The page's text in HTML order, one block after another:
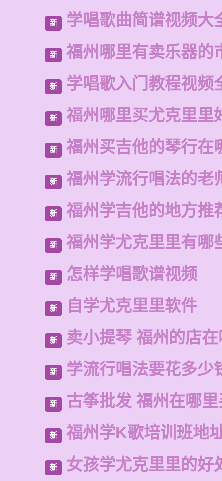
新 学唱歌曲简谱视频大
新 福州哪里有卖乐器的
新 学唱歌入门教程视频
新 福州哪里买尤克里里
新 福州买吉他的琴行在
新 福州学流行唱法的老
新 福州学吉他的地方推
新 福州学尤克里里有哪
新 怎样学唱歌谱视频
新 自学尤克里里软件
新 卖小提琴 福州的店
新 学流行唱法要花多少
新 古筝批发 福州在哪
新 福州学K歌培训班地
新 女孩学尤克里里的好